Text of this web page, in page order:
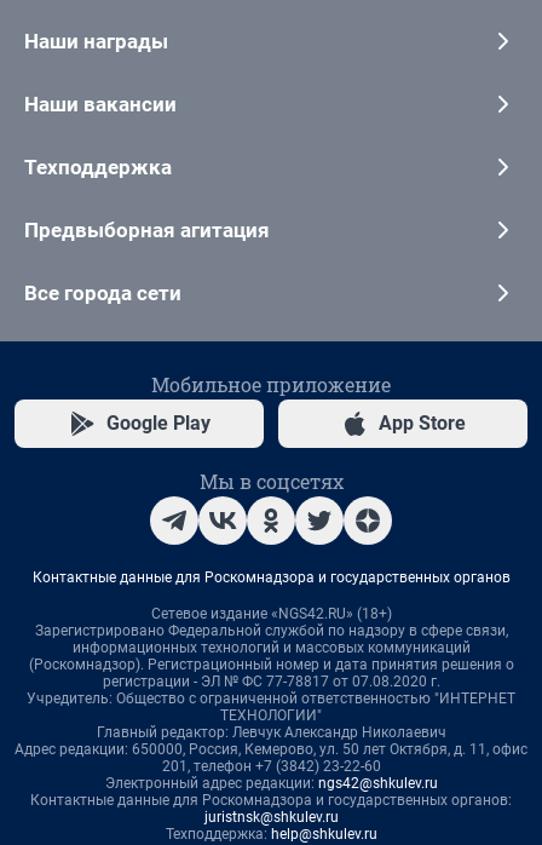
Наши награды
Наши вакансии
Техподдержка
Предвыборная агитация
Все города сети
Мобильное приложение
Google Play App Store
Мы в соцсетях
Контактные данные для Роскомнадзора и государственных органов
Сетевое издание «NGS42.RU» (18+)
Зарегистрировано Федеральной службой по надзору в сфере связи,
информационных технологий и массовых коммуникаций
(Роскомнадзор). Регистрационный номер и дата принятия решения о
регистрации - ЭЛ № ФС 77-78817 от 07.08.2020 г.
Учредитель: Общество с ограниченной ответственностью "ИНТЕРНЕТ
ТЕХНОЛОГИИ"
Главный редактор: Левчук Александр Николаевич
Адрес редакции: 650000, Россия, Кемерово, ул. 50 лет Октября, д. 11, офис
201, телефон +7 (3842) 23-22-60
Электронный адрес редакции: ngs42@shkulev.ru
Контактные данные для Роскомнадзора и государственных органов:
juristnsk@shkulev.ru
Техподдержка: help@shkulev.ru